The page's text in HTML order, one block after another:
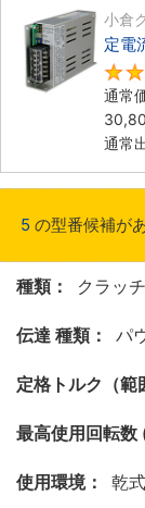
小倉
定電
通常
通常
5 の型番候補が
種類： クラッチ
伝達 種類： パ
定格トルク（範
最高使用回転数
使用環境： 乾式